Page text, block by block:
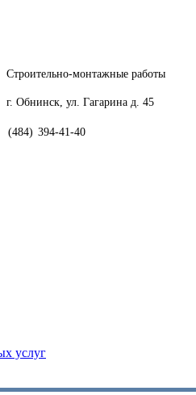
Строительно-монтажные работы
г. Обнинск, ул. Гагарина д. 45
(484) 394-41-40
услуг